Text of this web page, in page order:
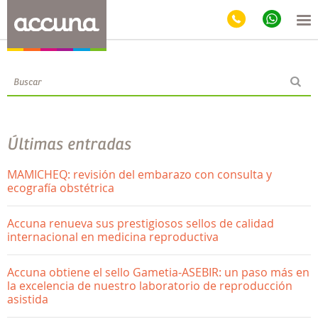
Blog
Últimas entradas
MAMICHEQ: revisión del embarazo con consulta y
ecografía obstétrica
Accuna renueva sus prestigiosos sellos de calidad
internacional en medicina reproductiva
Accuna obtiene el sello Gametia-ASEBIR: un paso más en
la excelencia de nuestro laboratorio de reproducción
asistida